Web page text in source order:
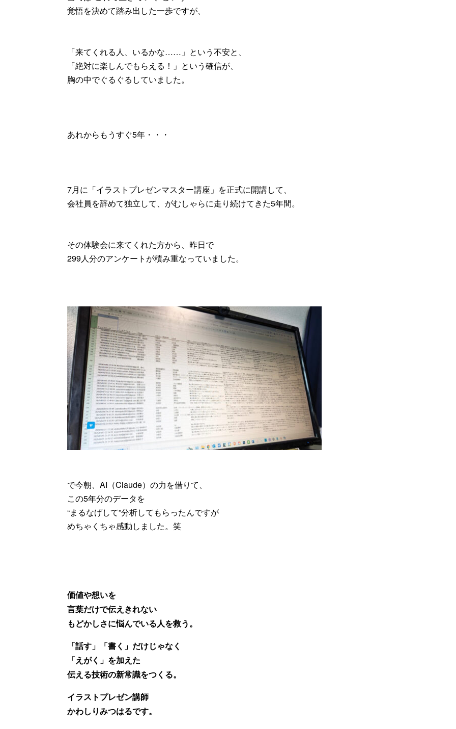
覚悟を決めて踏み出した一歩ですが、
「来てくれる人、いるかな……」という不安と、
「絶対に楽しんでもらえる！」という確信が、
胸の中でぐるぐるしていました。
あれからもうすぐ5年・・・
7月に「イラストプレゼンマスター講座」を正式に開講して、
会社員を辞めて独立して、がむしゃらに走り続けてきた5年間。
その体験会に来てくれた方から、昨日で
299人分のアンケートが積み重なっていました。
で今朝、AI（Claude）の力を借りて、
この5年分のデータを
“まるなげして”分析してもらったんですが
めちゃくちゃ感動しました。笑
価値や想いを
言葉だけで伝えきれない
もどかしさに悩んでいる人を救う。
「話す」「書く」だけじゃなく
「えがく」を加えた
伝える技術の新常識をつくる。
イラストプレゼン講師
かわしりみつはるです。